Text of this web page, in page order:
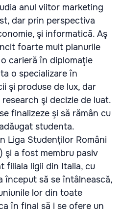
anul viitor marketing
dar prin perspectiva
şi informatică. Aş
foarte mult planurile
carieră în diplomaţie
o specializare în
şi produse de lux, dar
şi decizie de luat.
finalizeze şi să rămân cu
studenta.
Liga Studenţilor Români
şi a fost membru pasiv
filiala ligii din Italia, cu
început să se întâlnească,
lor din toate
în final să i se ofere un